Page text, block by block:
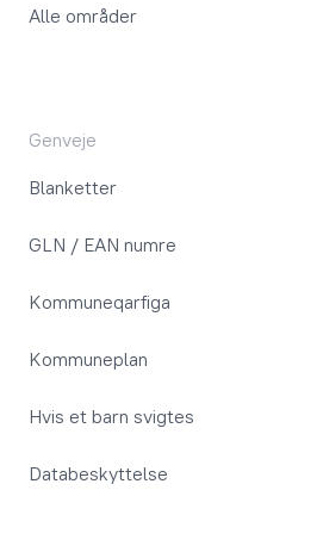
Alle områder
Genveje
Blanketter
GLN / EAN numre
Kommuneqarfiga
Kommuneplan
Hvis et barn svigtes
Databeskyttelse